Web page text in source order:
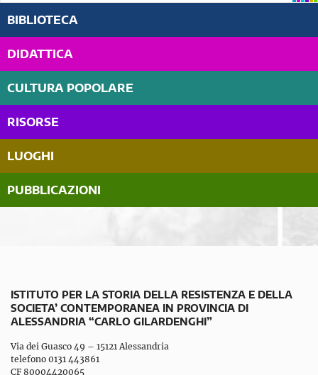
BIBLIOTECA
DIDATTICA
CULTURA POPOLARE
RISORSE
LUOGHI
PUBBLICAZIONI
ISTITUTO PER LA STORIA DELLA RESISTENZA E DELLA
SOCIETA’ CONTEMPORANEA IN PROVINCIA DI
ALESSANDRIA “CARLO GILARDENGHI”
Via dei Guasco 49 – 15121 Alessandria
telefono 0131 443861
CF 80004420065